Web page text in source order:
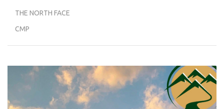
THE NORTH FACE
CMP